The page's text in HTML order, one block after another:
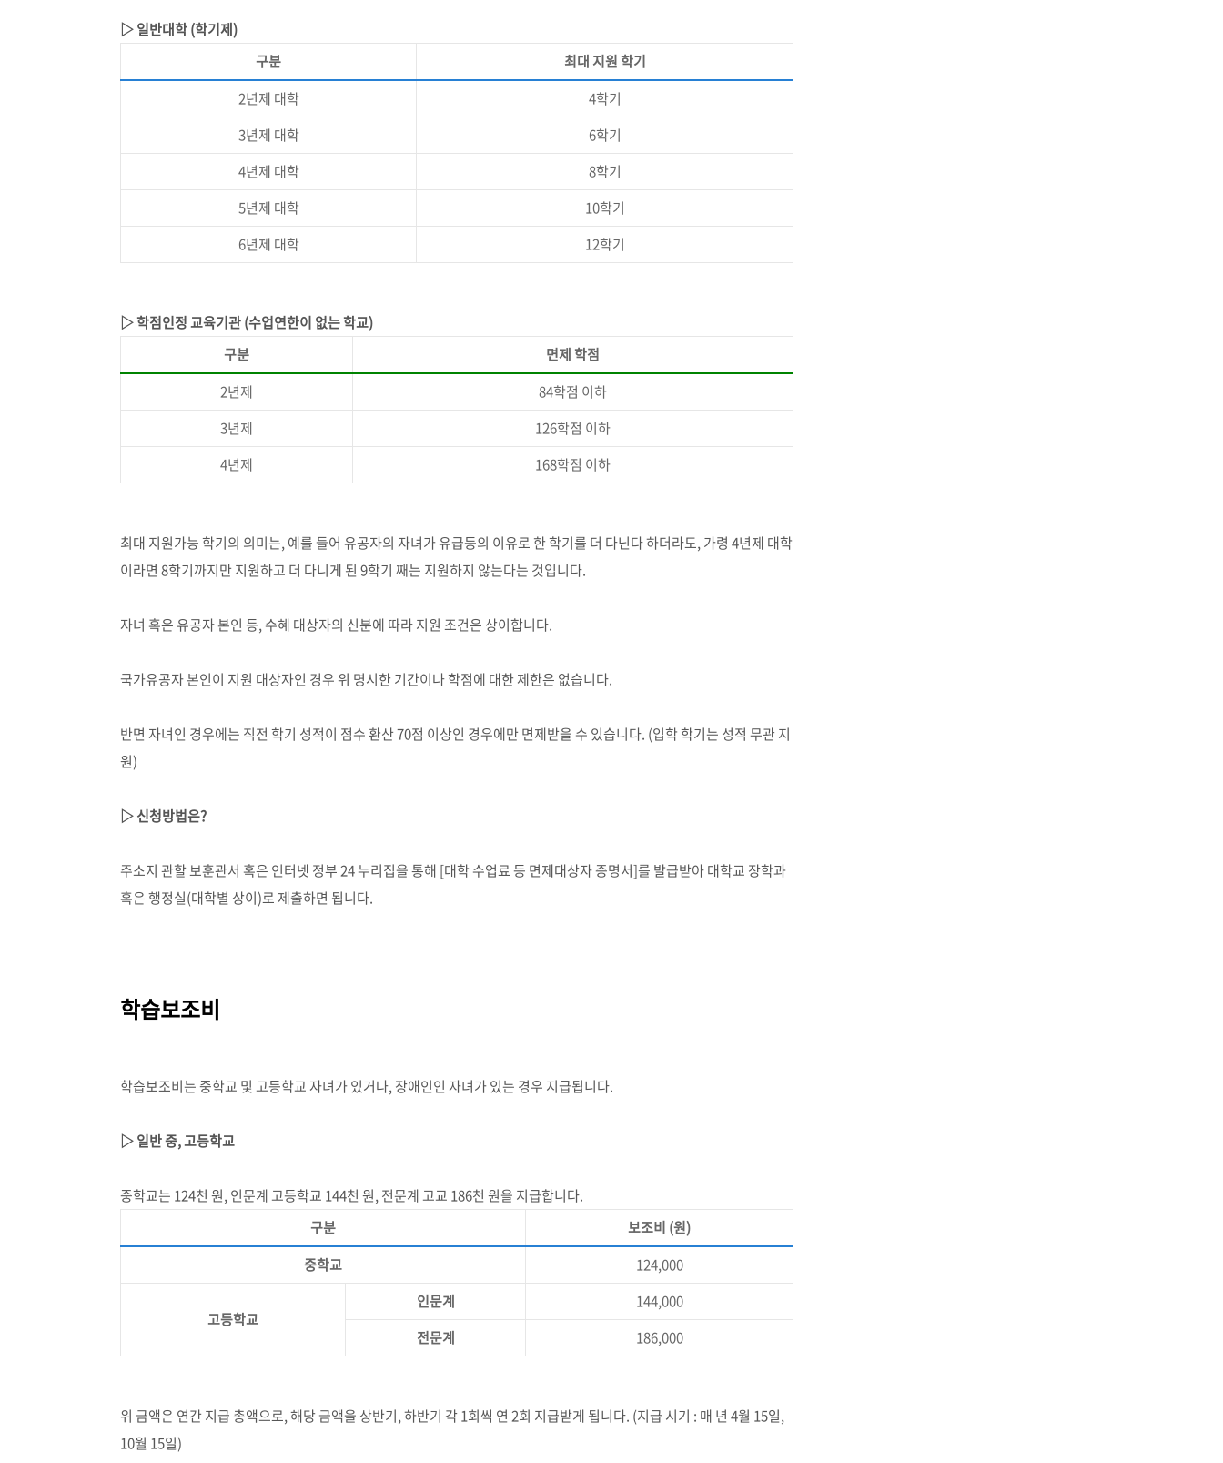
▷ 일반대학(학기제)
구분
최대 지원 학기
2년제 대학 4학기
3년제 대학 6학기
4년제 대학 8학기
5년제 대학 10학기
6년제 대학 12학기
▷ 학점인정 교육기관(수업연한이 없는 학교)
구분
면제 학점
2년제 84학점 이하
3년제 126학점 이하
4년제 168학점 이하
최대 지원가능 학기의 의미는, 예를 들어 유공자의 자녀가 유급등의 이유로 한 학기를 더 다닌다 하더라도, 가령 4년제 대학
이라면 8학기까지만 지원하고 더 다니게 된 9학기 째는 지원하지 않는다는 것입니다.
자녀 혹은 유공자 본인 등, 수혜 대상자의 신분에 따라 지원 조건은 상이합니다.
국가유공자 본인이 지원 대상자인 경우 위 명시한 기간이나 학점에 대한 제한은 없습니다.
반면 자녀인 경우에는 직전 학기 성적이 점수 환산70점 이상인 경우에만 면제받을 수 있습니다. (입학 학기는 성적 무관 지
원)
▷신청방법은?
주소지 관할 보훈관서 혹은 인터넷 정부 24 누리집을 통해 [대학 수업료 등 면제대상자 증명서]를 발급받아 대학교 장학과
혹은 행정실(대학별 상이)로 제출하면 됩니다.
학습보조비
학습보조비는 중학교 및 고등학교 자녀가 있거나, 장애인인 자녀가 있는 경우 지급됩니다.
▷ 일반 중,고등학교
중학교는 124천 원, 인문계 고등학교 144천 원, 전문계 고교 186천 원을 지급합니다.
구분
보조비 (원)
중학교
124,000
고등학교
인문계
144,000
전문계
186,000
위 금액은 연간 지급 총액으로,해당 금액을 상반기,하반기 각1회씩 연 2회 지급받게 됩니다. (지급 시기 : 매 년 4월 15일,
10월 15일)